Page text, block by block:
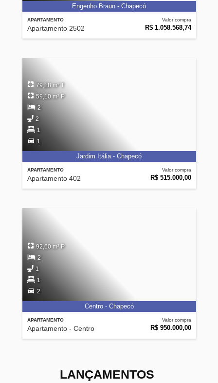
APARTAMENTO
Apartamento 2502
Valor compra
R$ 1.058.568,74
Engenho Braun - Chapecó
APARTAMENTO
Apartamento 402
Valor compra
R$ 515.000,00
79,18 m² T
59,10 m² P
2
2
1
1
Jardim Itália - Chapecó
APARTAMENTO
Apartamento - Centro
Valor compra
R$ 950.000,00
92,60 m² P
2
1
1
2
Centro - Chapecó
LANÇAMENTOS